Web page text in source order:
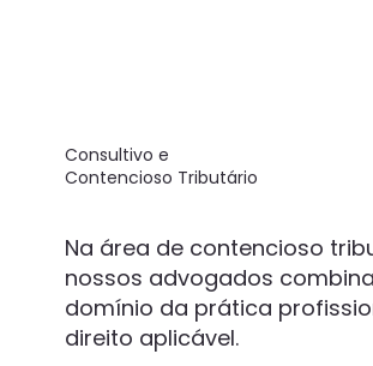
Consultivo e
Contencioso Tributário
Na área de contencioso
nossos advogados
domínio da prática
direito aplicável.